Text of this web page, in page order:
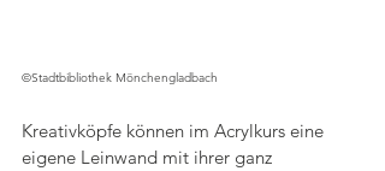
©Stadtbibliothek Mönchengladbach
Kreativköpfe können im Acrylkurs eine
eigene Leinwand mit ihrer ganz